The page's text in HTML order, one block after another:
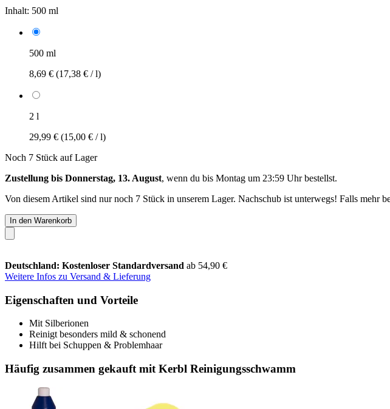
Inhalt: 500 ml
500 ml
8,69 € (17,38 € / l)
2 l
29,99 € (15,00 € / l)
Noch 7 Stück auf Lager
Zustellung bis Donnerstag, 13. August, wenn du bis Montag um 23:59 Uhrbestellst.
Von diesem Artikel sind nur noch 7 Stück in unserem Lager. Nachschub ist unterwegs! Falls mehr
In den Warenkorb
Deutschland: Kostenloser Standardversand ab 54,90 €
Weitere Infos zu Versand & Lieferung
Eigenschaften und Vorteile
Mit Silberionen
Reinigt besonders mild & schonend
Hilft bei Schuppen & Problemhaar
Häufig zusammen gekauft mit Kerbl Reinigungsschwamm